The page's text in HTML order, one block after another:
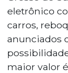
eletrônico
carros,
anunciados
maior valor